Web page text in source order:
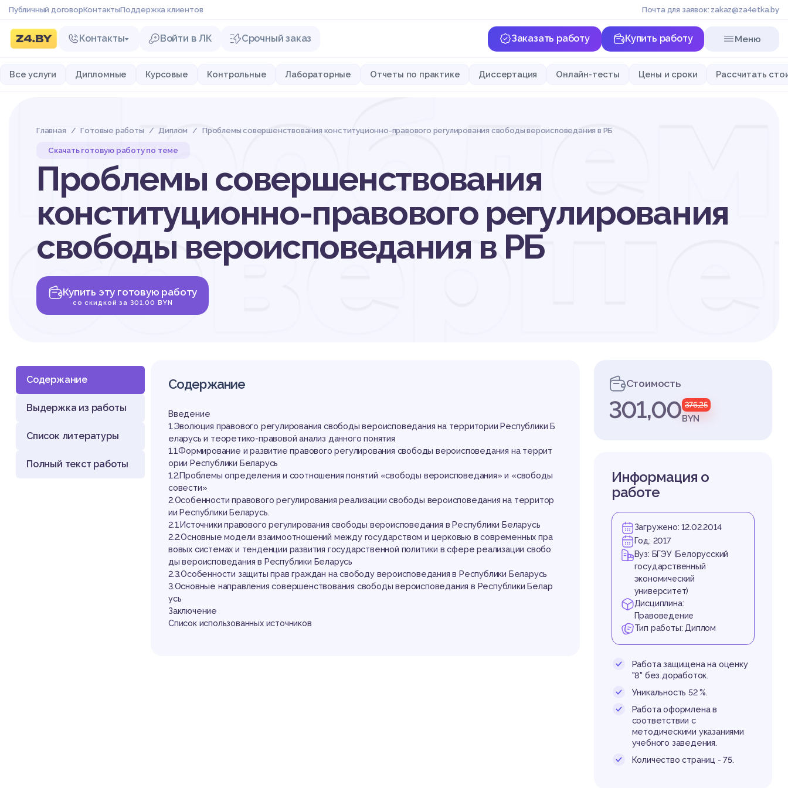
Публичный договорКонтактыПоддержка клиентов Почта для заявок: zakaz@za4etka.by
Контакты Войти в ЛК Срочный заказ Заказать работу Купить работу Меню
Все услуги Дипломные Курсовые Контрольные Лабораторные Отчеты по практике Диссертация Онлайн-тесты Цены и сроки Рассчитать
Главная Готовые работы Диплом Проблемы совершенствования конституционно-правового регулирования свободы вероисповедания в РБ
Скачать готовую работу по теме
Проблемы совершенствования
конституционно-правового регулирования
свободы вероисповедания в РБ
Купить эту готовую работу
со скидкой за 301,00 BYN
свободы
Содержание
Выдержка из работы
Список литературы
Полный текст работы
Содержание
Введение
1.Эволюция правового регулирования свободы вероисповедания на территории Республики Б
еларусь и теоретико-правовой анализ данного понятия
1.1.Формирование и развитие правового регулирования свободы вероисповедания на террит
ории Республики Беларусь
1.2.Проблемы определения и соотношения понятий «свободы вероисповедания» и «свободы
совести»
2.Особенности правового регулирования реализации свободы вероисповедания на территор
ии Республики Беларусь.
2.1.Источники правового регулирования свободы вероисповедания в Республики Беларусь
2.2.Основные модели взаимоотношений между государством и церковью в современных пра
вовых системах и тенденции развития государственной политики в сфере реализации свобо
ды вероисповедания в Республики Беларусь
2.3.Особенности защиты прав граждан на свободу вероисповедания в Республики Беларусь
3.Основные направления совершенствования свободы вероисповедания в Республики Белар
усь
Заключение
Список использованных источников
Стоимость
301,00 376,25
BYN
Информация о
работе
Загружено: 12.02.2014
Год: 2017
Вуз: БГЭУ (Белорусский
государственный
экономический
университет)
Дисциплина:
Правоведение
Тип работы: Диплом
Работа защищена на оценку
"8" без доработок.
Уникальность 52 %.
Работа оформлена в
соответствии с
методическими указаниями
учебного заведения.
Количество страниц - 75.